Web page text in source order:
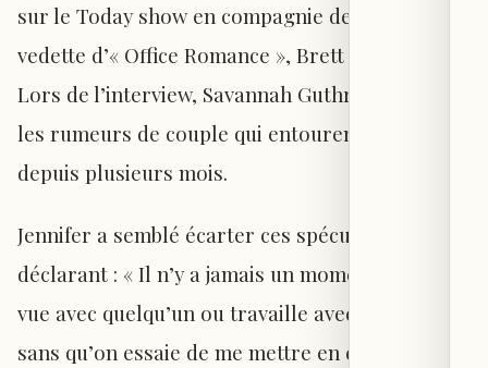
sur le Today show en compagnie de son co-
vedette d’« Office Romance », Brett Goldstein.
Lors de l’interview, Savannah Guthrie a évoqué
les rumeurs de couple qui entourent les deux
depuis plusieurs mois.
Jennifer a semblé écarter ces spéculations en
déclarant : « Il n’y a jamais un moment où je suis
vue avec quelqu’un ou travaille avec quelqu’un
sans qu’on essaie de me mettre en couple avec